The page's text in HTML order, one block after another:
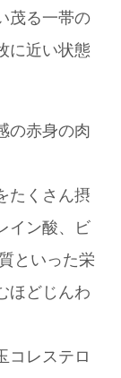
茂る一帯の
に近い状態
の赤身の肉
たくさん摂
イン酸、ビ
といった栄
ほどじんわ
コレステロ